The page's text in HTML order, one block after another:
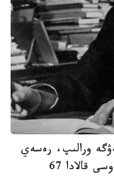
جىلى ماسكەۋگە ورالىپ، رەسەي
استاناسىندا قىزمەت ەتتى. 1964 - جىلى وسى قالادا 67